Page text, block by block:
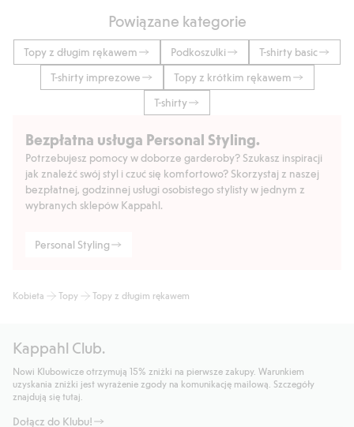
Powiązane kategorie
Topy z długim rękawem Podkoszulki
T-shirty basic
T-shirty imprezowe
Topy z krótkim rękawem
T-shirty
Bezpłatna usługa Personal Styling.
Potrzebujesz pomocy w doborze garderoby? Szukasz inspiracji
jak znaleźć swój styl i czuć się komfortowo? Skorzystaj z naszej
bezpłatnej, godzinnej usługi osobistego stylisty w jednym z
wybranych sklepów Kappahl.
Personal Styling
Kobieta Topy Topy z długim rękawem
Kappahl Club.
Nowi Klubowicze otrzymują 15% zniżki na pierwsze zakupy. Warunkiem
uzyskania zniżki jest wyrażenie zgody na komunikację mailową. Szczegóły
znajdują się tutaj.
Dołącz do Klubu!